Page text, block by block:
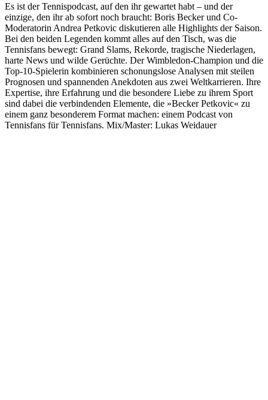
Es ist der Tennispodcast, auf den ihr gewartet habt – und der
einzige, den ihr ab sofort noch braucht: Boris Becker und Co-
Moderatorin Andrea Petkovic diskutieren alle Highlights der Saison.
Bei den beiden Legenden kommt alles auf den Tisch, was die
Tennisfans bewegt: Grand Slams, Rekorde, tragische Niederlagen,
harte News und wilde Gerüchte. Der Wimbledon-Champion und die
Top-10-Spielerin kombinieren schonungslose Analysen mit steilen
Prognosen und spannenden Anekdoten aus zwei Weltkarrieren. Ihre
Expertise, ihre Erfahrung und die besondere Liebe zu ihrem Sport
sind dabei die verbindenden Elemente, die »Becker Petkovic« zu
einem ganz besonderem Format machen: einem Podcast von
Tennisfans für Tennisfans. Mix/Master: Lukas Weidauer